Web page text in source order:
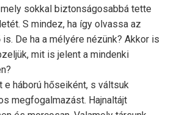
sokkal biztonságosabbá tette
S mindez, ha így olvassa az
De ha a mélyére nézünk? Akkor is
mit is jelent a mindenki
e háború hőseiként, s váltsuk
megfogalmazást. Hajnaltájt